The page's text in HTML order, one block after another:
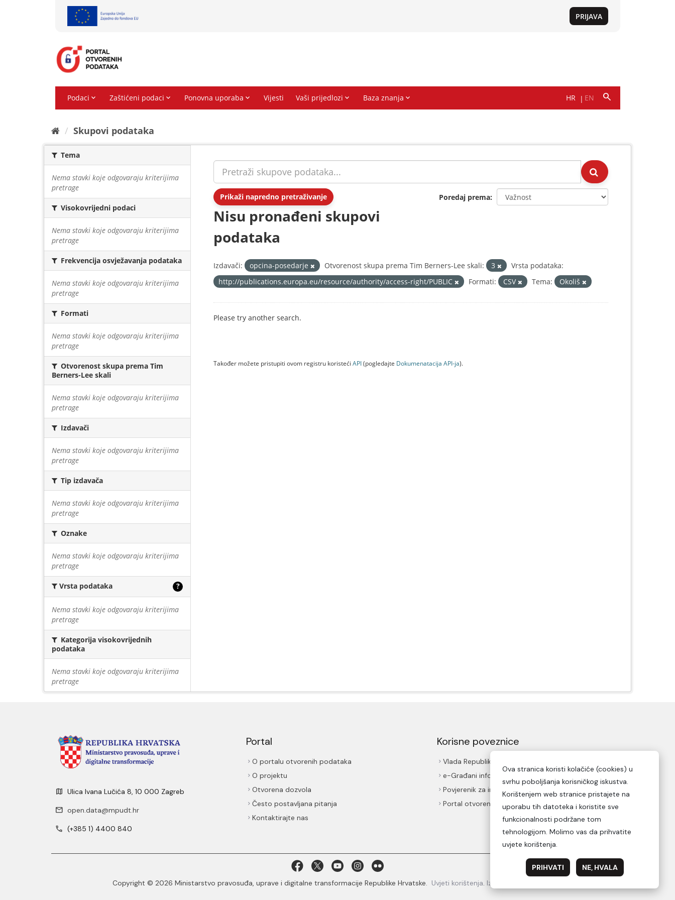
Skupovi podаtаkа
Tema
Nema stavki koje odgovaraju kriterijima
pretrage
Visokovrijedni podaci
Nema stavki koje odgovaraju kriterijima
pretrage
Frekvencija osvježavanja podataka
Nema stavki koje odgovaraju kriterijima
pretrage
Formati
Nema stavki koje odgovaraju kriterijima
pretrage
Otvorenost skupa prema Tim
Berners-Lee skali
Nema stavki koje odgovaraju kriterijima
pretrage
Izdavači
Nema stavki koje odgovaraju kriterijima
pretrage
Tip izdavača
Nema stavki koje odgovaraju kriterijima
pretrage
Oznake
Nema stavki koje odgovaraju kriterijima
pretrage
Vrsta podataka ?
Nema stavki koje odgovaraju kriterijima
pretrage
Kategorija visokovrijednih
podataka
Nema stavki koje odgovaraju kriterijima
pretrage
Prikaži napredno pretraživanje Poredaj prema
Nisu pronađeni skupovi
podataka
Izdavači: opcina-posedarje Otvorenost skupa prema Tim Berners-Lee skali: 3
Vrsta podataka:
http://publications.europa.eu/resource/authority/access-right/PUBLIC
Formati: CSV Tema: Okoliš
Please try another search.
Također možete pristupiti ovom registru koristeći API(pogledajte Dokumenаtаcijа API-jа).